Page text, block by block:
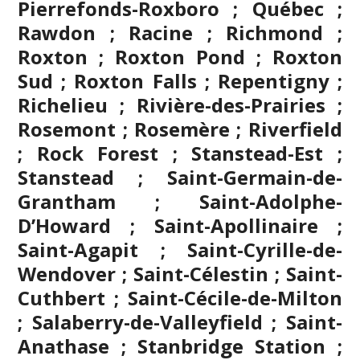
Pierrefonds-Roxboro ; Québec ;
Rawdon ; Racine ; Richmond ;
Roxton ; Roxton Pond ; Roxton
Sud ; Roxton Falls ; Repentigny ;
Richelieu ; Rivière-des-Prairies ;
Rosemont ; Rosemère ; Riverfield
; Rock Forest ; Stanstead-Est ;
Stanstead ; Saint-Germain-de-
Grantham ; Saint-Adolphe-
D’Howard ; Saint-Apollinaire ;
Saint-Agapit ; Saint-Cyrille-de-
Wendover ; Saint-Célestin ; Saint-
Cuthbert ; Saint-Cécile-de-Milton
; Salaberry-de-Valleyfield ; Saint-
Anathase ; Stanbridge Station ;